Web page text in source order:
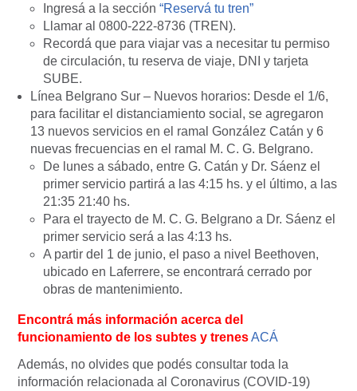
Ingresá a la sección “Reservá tu tren”
Llamar al 0800-222-8736 (TREN).
Recordá que para viajar vas a necesitar tu permiso
de circulación, tu reserva de viaje, DNI y tarjeta
SUBE.
Línea Belgrano Sur – Nuevos horarios: Desde el 1/6,
para facilitar el distanciamiento social, se agregaron
13 nuevos servicios en el ramal González Catán y 6
nuevas frecuencias en el ramal M. C. G. Belgrano.
De lunes a sábado, entre G. Catán y Dr. Sáenz el
primer servicio partirá a las 4:15 hs. y el último, a las
21:35 21:40 hs.
Para el trayecto de M. C. G. Belgrano a Dr. Sáenz el
primer servicio será a las 4:13 hs.
A partir del 1 de junio, el paso a nivel Beethoven,
ubicado en Laferrere, se encontrará cerrado por
obras de mantenimiento.
Encontrá más información acerca del
funcionamiento de los subtes y trenesACÁ
Además, no olvides que podés consultar toda la
información relacionada al Coronavirus (COVID-19)